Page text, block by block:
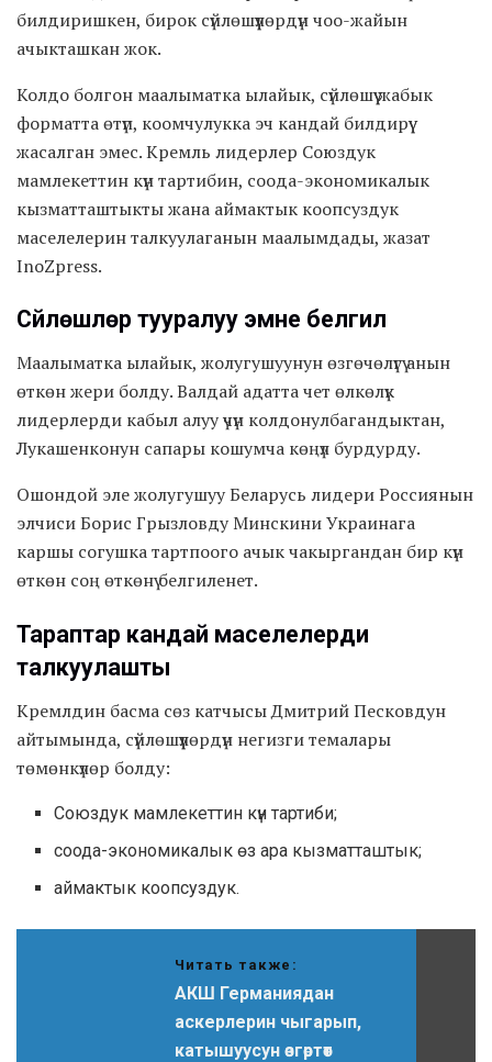
билдиришкен, бирок сүйлөшүүлөрдүн чоо-жайын
ачыкташкан жок.
Колдо болгон маалыматка ылайык, сүйлөшүү жабык
форматта өтүп, коомчулукка эч кандай билдирүү
жасалган эмес. Кремль лидерлер Союздук
мамлекеттин күн тартибин, соода-экономикалык
кызматташтыкты жана аймактык коопсуздук
маселелерин талкуулаганын маалымдады, жазат
InoZpress.
Сүйлөшүүлөр тууралуу эмне белгилүү
Маалыматка ылайык, жолугушуунун өзгөчөлүгү анын
өткөн жери болду. Валдай адатта чет өлкөлүк
лидерлерди кабыл алуу үчүн колдонулбагандыктан,
Лукашенконун сапары кошумча көңүл бурдурду.
Ошондой эле жолугушуу Беларусь лидери Россиянын
элчиси Борис Грызловду Минскини Украинага
каршы согушка тартпоого ачык чакыргандан бир күн
өткөн соң өткөнү белгиленет.
Тараптар кандай маселелерди
талкуулашты
Кремлдин басма сөз катчысы Дмитрий Песковдун
айтымында, сүйлөшүүлөрдүн негизги темалары
төмөнкүлөр болду:
Союздук мамлекеттин күн тартиби;
соода-экономикалык өз ара кызматташтык;
аймактык коопсуздук.
Читать также:
АКШ Германиядан
аскерлерин чыгарып,
катышуусун өзгөртөт